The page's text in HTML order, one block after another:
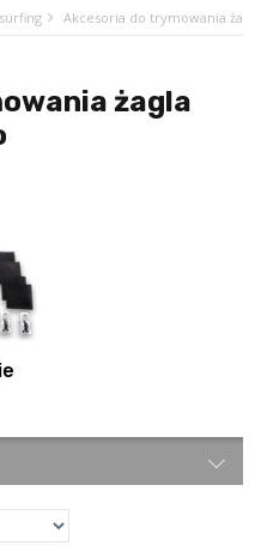
Akcesoria do trymowania
żagla